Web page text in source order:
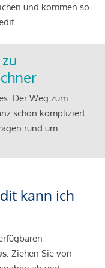
und kommen so
Der Weg zum
schön kompliziert
rund um
kann ich
: Ziehen Sie von